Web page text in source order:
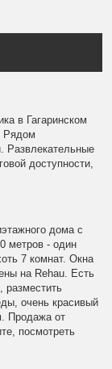
в Гагаринском
Рядом
Развлекательные
доступности,
дома с
метров - один
7 комнат. Окна
на Rehau. Есть
разместить
очень красивый
Продажа от
посмотреть